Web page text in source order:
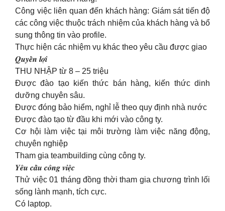
Công việc liên quan đến khách hàng: Giám sát tiến độ
các công việc thuộc trách nhiệm của khách hàng và bổ
sung thông tin vào profile.
Thực hiện các nhiệm vụ khác theo yêu cầu được giao
𝑸𝒖𝒚𝒆̂̀𝒏 𝒍𝒐̛̣𝒊
THU NHẬP từ 8 – 25 triệu
Được đào tạo kiến thức bán hàng, kiến thức dinh
dưỡng chuyên sâu.
Được đóng bảo hiểm, nghỉ lễ theo quy định nhà nước
Được đào tạo từ đầu khi mới vào công ty.
Cơ hội làm việc tại môi trường làm việc năng động,
chuyên nghiệp
Tham gia teambuilding cùng công ty.
𝒀𝒆̂𝒖 𝒄𝒂̂̀𝒖 𝒄𝒐̂𝒏𝒈 𝒗𝒊𝒆̣̂𝒄
Thử việc 01 tháng đồng thời tham gia chương trình lối
sống lành mạnh, tích cực.
Có laptop.